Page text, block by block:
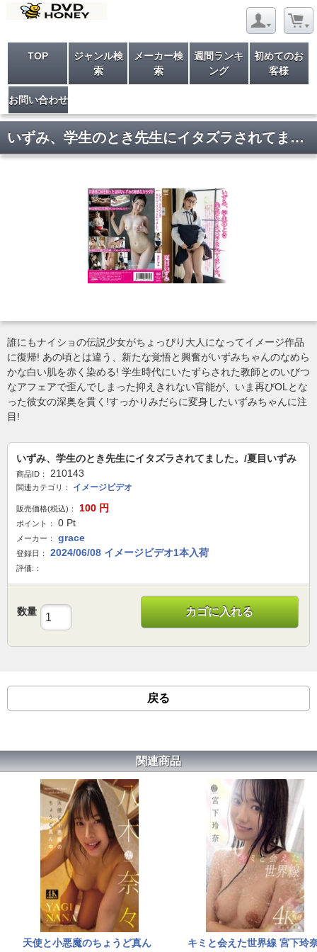
TOP
ジャンル検
索
メーカー検
索
週間ランキ
ング
初めてのお
客様
お問い合わせ
いずみ、学生のとき先生にイタズラされてました。/夏目いずみ
誰にもナイショの伝説少女がちょっぴり大人になってイメージ作品
に復帰! あの頃とは違う、新たな覚悟と興奮がいずみちゃんのなめら
かな白い肌を赤く染める! 学生時代にいたずらされた教師とのいびつ
なアフェアで歪んでしまった抑えきれない官能が、いま再びOLとな
った彼女の深奥を貫く!すっかりみだらに変身したいずみちゃんに注
目!
いずみ、学生のとき先生にイタズラされてました。/夏目いずみ
商品ID： 210143
関連カテゴリ： イメージビデオ
販売価格(税込)： 100 円
ポイント： 0 Pt
メーカー： grace
登録日： 2024/06/08 イメージビデオ1本入荷
評価:：
数量 カゴに入れる
戻る
関連商品
天使と小悪魔のちょうど真ん キミと会えた世界線 宮下玲